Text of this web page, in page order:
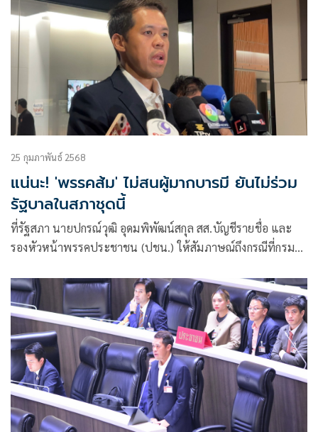
25 กุมภาพันธ์ 2568
แน่นะ! 'พรรคส้ม' ไม่สนผู้มากบารมี ยันไม่ร่วม
รัฐบาลในสภาชุดนี้
ที่รัฐสภา นายปกรณ์วุฒิ อุดมพิพัฒน์สกุล สส.บัญชีรายชื่อ และ
รองหัวหน้าพรรคประชาชน (ปชน.) ให้สัมภาษณ์ถึงกรณีที่กรม